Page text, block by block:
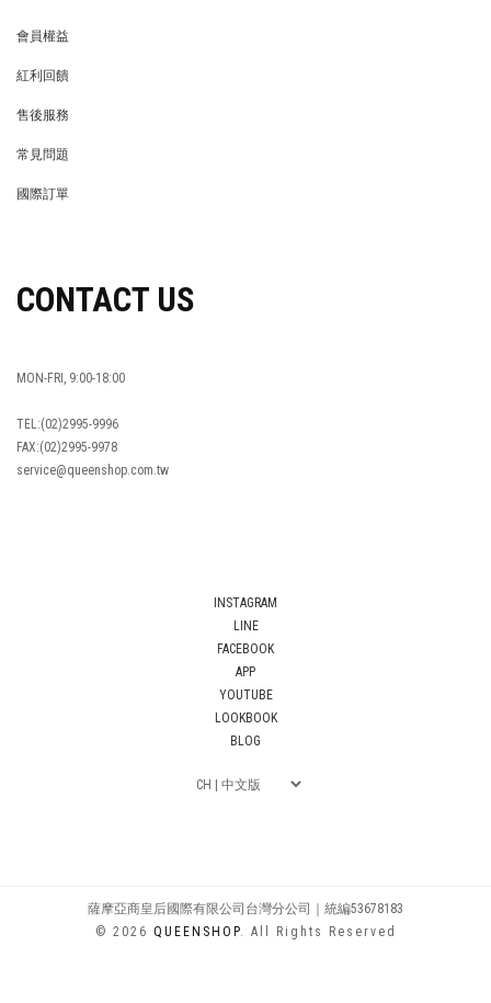
會員權益
紅利回饋
售後服務
常見問題
國際訂單
CONTACT US
MON-FRI, 9:00-18:00
TEL:(02)2995-9996
FAX:(02)2995-9978
service@queenshop.com.tw
INSTAGRAM
LINE
FACEBOOK
APP
YOUTUBE
LOOKBOOK
BLOG
薩摩亞商皇后國際有限公司台灣分公司｜統編53678183
© 2026 QUEENSHOP. All Rights Reserved